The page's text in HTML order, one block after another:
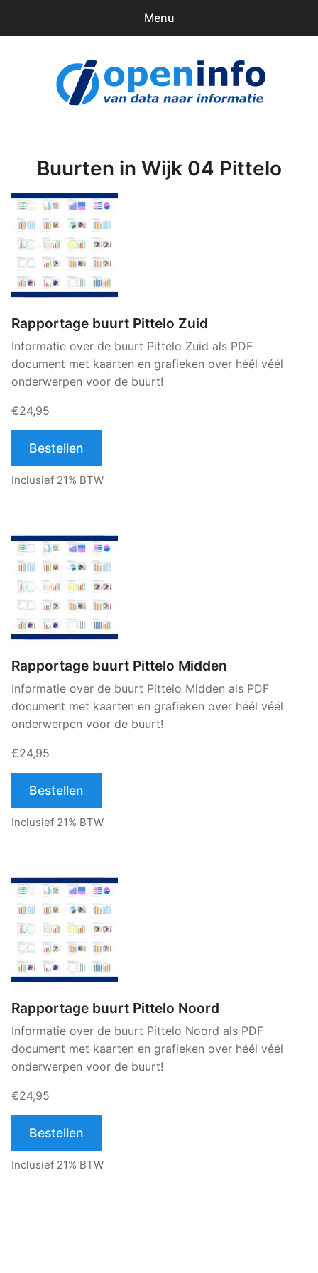
Menu
Downloads
Buurten in Wijk 04 Pittelo
Rapportage buurt Pittelo Zuid
Informatie over de buurt Pittelo Zuid als PDF
document met kaarten en grafieken over héél véél
onderwerpen voor de buurt!
€24,95
Bestellen
Inclusief 21% BTW
Rapportage buurt Pittelo Midden
Informatie over de buurt Pittelo Midden als PDF
document met kaarten en grafieken over héél véél
onderwerpen voor de buurt!
€24,95
Bestellen
Inclusief 21% BTW
Rapportage buurt Pittelo Noord
Informatie over de buurt Pittelo Noord als PDF
document met kaarten en grafieken over héél véél
onderwerpen voor de buurt!
€24,95
Bestellen
Inclusief 21% BTW